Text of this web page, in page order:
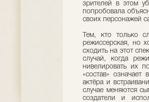
зрителей в этом
попробовала
своих персонажей
Тем, кто только
режиссерская, но
сходить на этот
случай, когда
нивелировать их
«состав»
актёра и
случае меняются
создатели и